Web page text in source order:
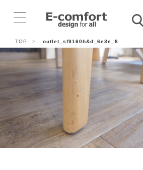
TOP > outlet_sf9160h&d_6e3e_8